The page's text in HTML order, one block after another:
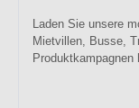
Laden Sie unsere
Mietvillen, Busse,
Produktkampagnen